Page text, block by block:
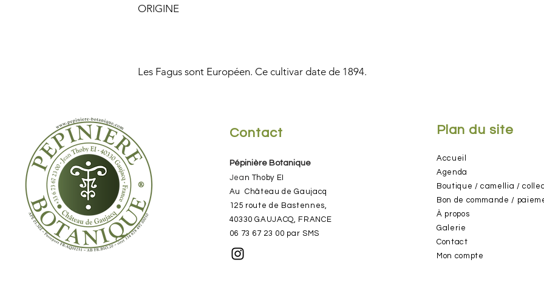
ORIGINE
Les Fagus sont Européen. Ce cultivar date de 1894.
Contact
Pépinière Botanique
Jea n Thoby EI
​Au Château de Gaujacq
125 route de Bastennes,
40330 GAUJACQ, FRANCE
06 73 67 23 00 par SMS
Plan du site
Accueil
Agenda
Boutique / camellia /
Bon de commande /
À propos
Gale rie
Contact
Mon compte